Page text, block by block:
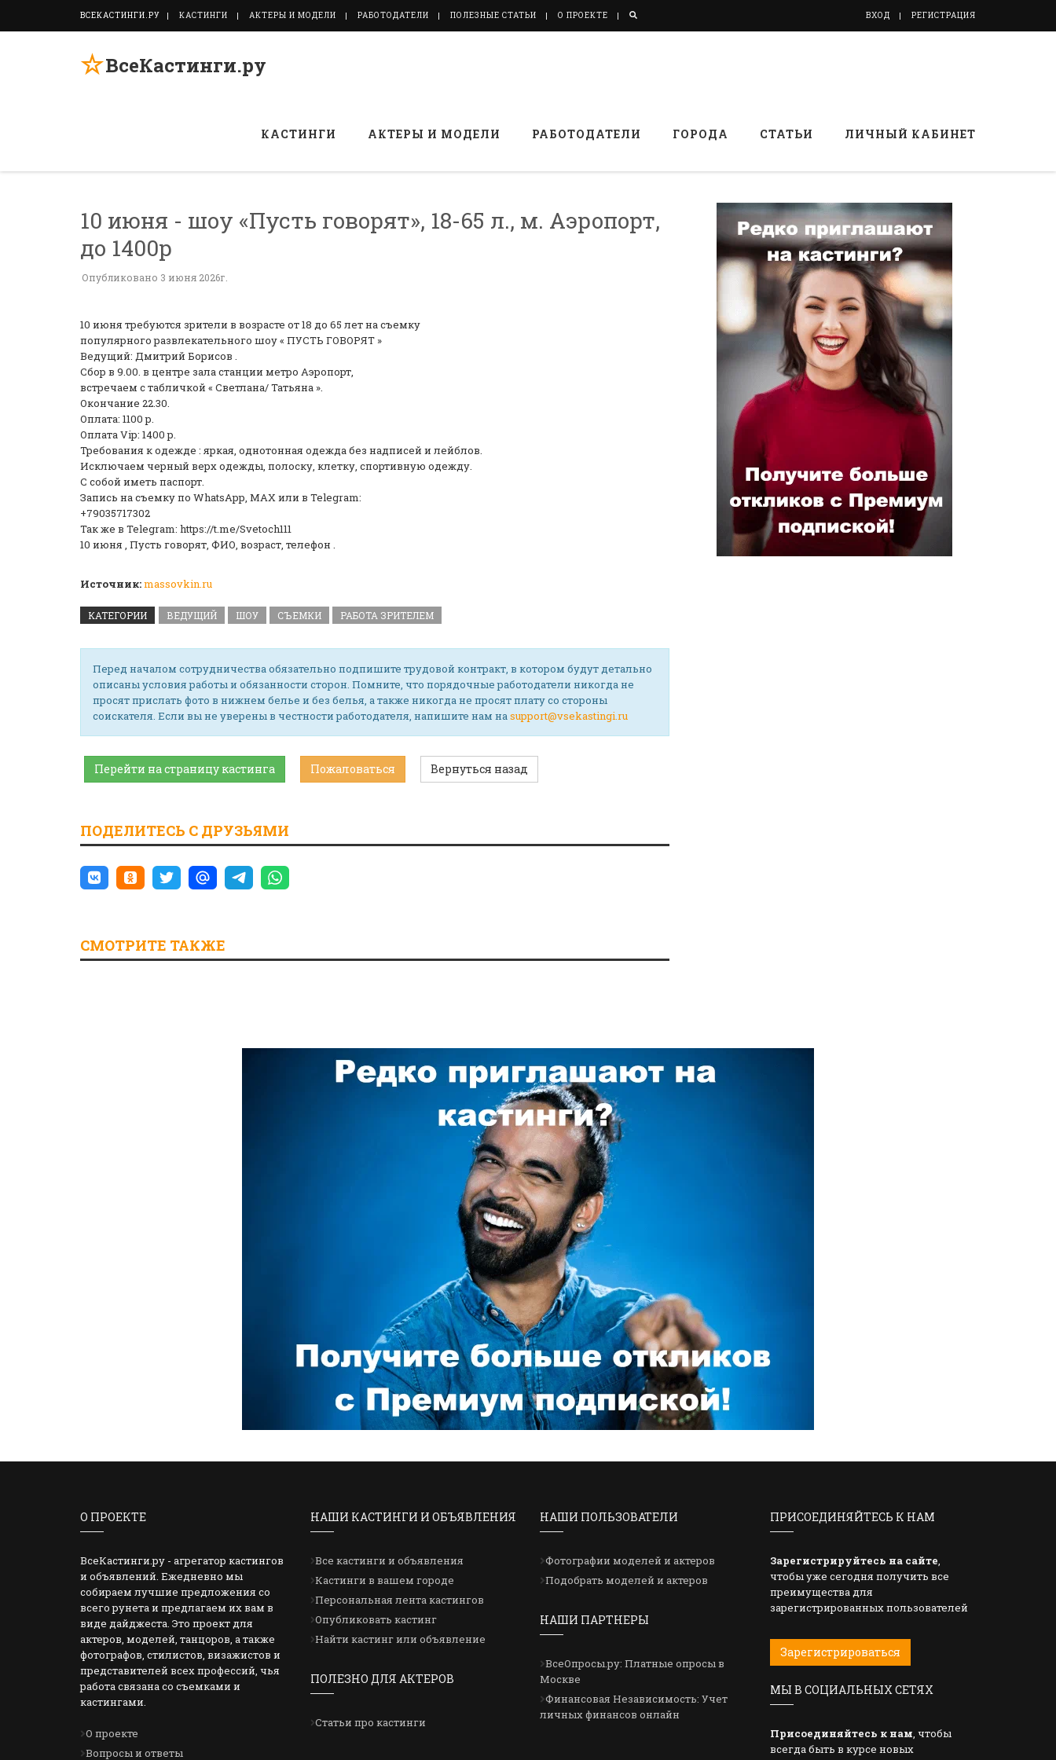
ВСЕКАСТИНГИ.РУ КАСТИНГИ АКТЕРЫ И МОДЕЛИ РАБОТОДАТЕЛИ ПОЛЕЗНЫЕ СТАТЬИ О ПРОЕКТЕ ВХОД РЕГИСТРАЦИЯ
☆ВсеКастинги.ру
КАСТИНГИ АКТЕРЫ И МОДЕЛИ РАБОТОДАТЕЛИ ГОРОДА СТАТЬИ ЛИЧНЫЙ КАБИНЕТ
10 июня - шоу «Пусть говорят», 18-65 л., м. Аэропорт,
до 1400р
Опубликовано 3 июня 2026г.
10 июня требуются зрители в возрасте от 18 до 65 лет на съемку
популярного развлекательного шоу « ПУСТЬ ГОВОРЯТ »
Ведущий: Дмитрий Борисов .
Сбор в 9.00. в центре зала станции метро Аэропорт,
встречаем с табличкой « Светлана/ Татьяна ».
Окончание 22.30.
Оплата: 1100 р.
Оплата Vip: 1400 р.
Требования к одежде : яркая, однотонная одежда без надписей и лейблов.
Исключаем черный верх одежды, полоску, клетку, спортивную одежду.
С собой иметь паспорт.
Запись на съемку по WhatsApp, МАХ или в Telegram:
+79035717302
Так же в Telegram: https://t.me/Svetoch111
10 июня , Пусть говорят, ФИО, возраст, телефон .
Источник:massovkin.ru
КАТЕГОРИИ ВЕДУЩИЙ ШОУ СЪЕМКИ РАБОТА ЗРИТЕЛЕМ
Перед началом сотрудничества обязательно подпишите трудовой контракт, в котором будут детально
описаны условия работы и обязанности сторон. Помните, что порядочные работодатели никогда не
просят прислать фото в нижнем белье и без белья, а также никогда не просят плату со стороны
соискателя. Если вы не уверены в честности работодателя, напишите нам наsupport@vsekastingi.ru
Перейти на страницу кастинга Пожаловаться Вернуться назад
ПОДЕЛИТЕСЬ С ДРУЗЬЯМИ
СМОТРИТЕ ТАКЖЕ
О ПРОЕКТЕ
ВсеКастинги.ру - агрегатор кастингов
и объявлений. Ежедневно мы
собираем лучшие предложения со
всего рунета и предлагаем их вам в
виде дайджеста. Это проект для
актеров, моделей, танцоров, а также
фотографов, стилистов, визажистов и
представителей всех профессий, чья
работа связана со съемками и
кастингами.
О проекте
Вопросы и ответы
НАШИ КАСТИНГИ И ОБЪЯВЛЕНИЯ
Все кастинги и объявления
Кастинги в вашем городе
Персональная лента кастингов
Опубликовать кастинг
Найти кастинг или объявление
ПОЛЕЗНО ДЛЯ АКТЕРОВ
Статьи про кастинги
НАШИ ПОЛЬЗОВАТЕЛИ
Фотографии моделей и актеров
Подобрать моделей и актеров
НАШИ ПАРТНЕРЫ
ВсеОпросы.ру: Платные опросы в
Москве
Финансовая Независимость: Учет
личных финансов онлайн
ПРИСОЕДИНЯЙТЕСЬ К НАМ
Зарегистрируйтесь на сайте,
чтобы уже сегодня получить все
преимущества для
зарегистрированных пользователей
Зарегистрироваться
МЫ В СОЦИАЛЬНЫХ СЕТЯХ
Присоединяйтесь к нам, чтобы
всегда быть в курсе новых